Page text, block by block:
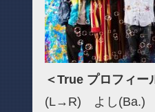
＜True プロフィー
(L→R) よし